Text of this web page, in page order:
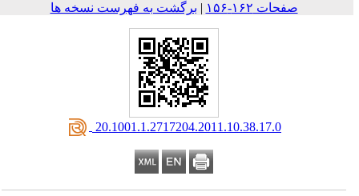
صفحات ۱۶۲-۱۵۶
|برگشت به فهرست نسخه ها
‎ 20.1001.1.2717204.2011.10.38.17.0